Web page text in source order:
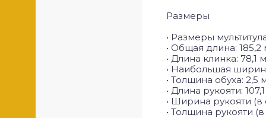
Размеры
• Размеры
• Общая длина:
• Длина клинка: 78,1
• Наибольшая
• Толщина обуха: 2,5
• Длина рукояти:
• Ширина рукояти (в
• Толщина рукояти